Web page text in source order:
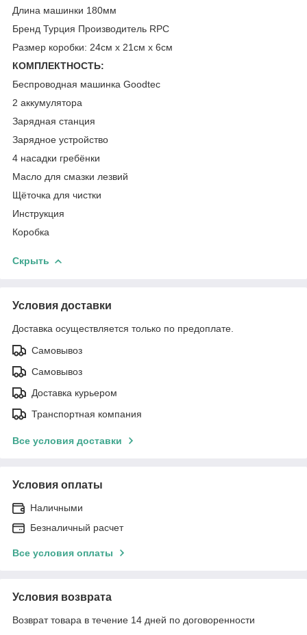
Длина машинки 180мм
Бренд Турция Производитель RPC
Размер коробки: 24см х 21см х 6см
КОМПЛЕКТНОСТЬ:
Беспроводная машинка Goodtec
2 аккумулятора
Зарядная станция
Зарядное устройство
4 насадки гребёнки
Масло для смазки лезвий
Щёточка для чистки
Инструкция
Коробка
Скрыть
Условия доставки
Доставка осуществляется только по предоплате.
Самовывоз
Самовывоз
Доставка курьером
Транспортная компания
Все условия доставки
Условия оплаты
Наличными
Безналичный расчет
Все условия оплаты
Условия возврата
Возврат товара в течение 14 дней по договоренности